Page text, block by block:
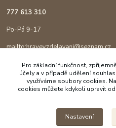
777 613 310
Po-Pá 9-17
mailto:hravevzdelavani@seznam.cz
Pro základní funkčnost,
účely a v případě udělení
využíváme soubory cookies.
cookies můžete kdykoli upravit
Nastavení